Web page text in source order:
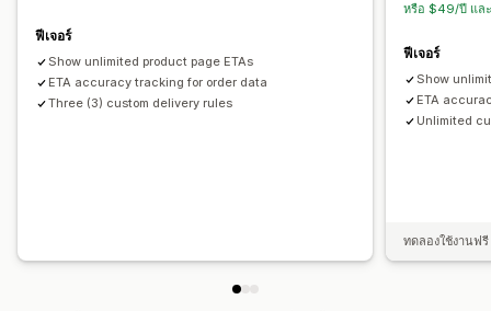
ฟีเจอร์
Show unlimited product page ETAs
ETA accuracy tracking for order data
Three (3) custom delivery rules
หรือ $49/ปี แล
ฟีเจอร์
Show
ETA
Unlimited
ทดลองใช้งานฟ